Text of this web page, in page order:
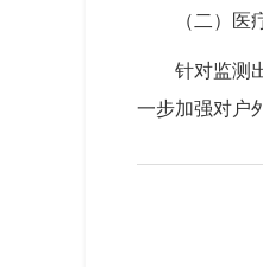
（二）
针对监测
一步加强对户